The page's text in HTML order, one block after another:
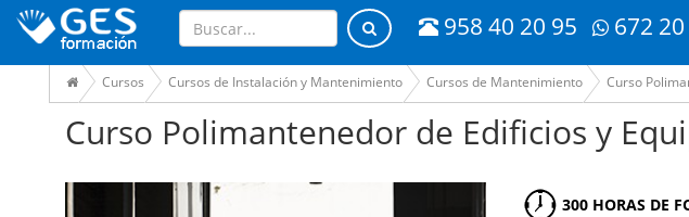
958 40 20 95 672
Cursos Cursos de Instalación y Mantenimiento Cursos de Mantenimiento Curso
Curso Polimantenedor de Edificios y
300 HORAS DE